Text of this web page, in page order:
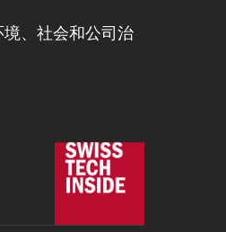
、社会和公司治